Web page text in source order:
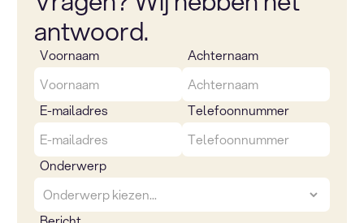
antwoord.
Voornaam Achternaam
E-mailadres Telefoonnummer
Onderwerp